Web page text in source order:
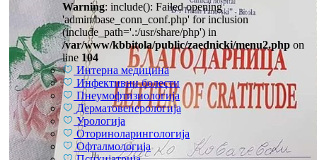
Warning: include(): Failed opening
'admin/base_conn_conf.php' for inclusion
(include_path='.:/usr/share/php') in
/var/www/kbbitola/public/zaednicki/menu2.php on
line 104
Интерна медицина
Инфективни болести
Пнеумофтизиологија
Дерматовенерологија
Урологија
Оториноларингологија
Офталмологија